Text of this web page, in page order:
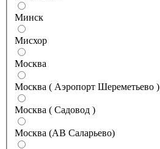
Минск
Мисхор
Москва
Москва ( Аэропорт Шереметьево )
Москва ( Садовод )
Москва (АВ Саларьево)